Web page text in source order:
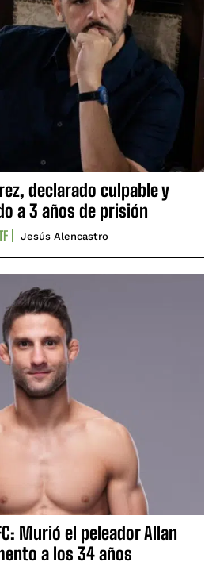
declarado culpable y
a 3 años de prisión
Jesús Alencastro
Murió el peleador Allan
a los 34 años